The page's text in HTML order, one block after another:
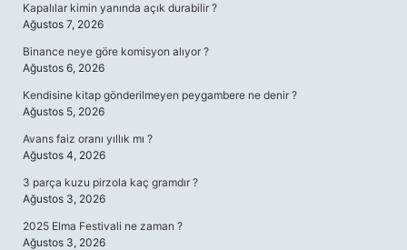
Kapalılar kimin yanında açık durabilir ?
Ağustos 7, 2026
Binance neye göre komisyon alıyor ?
Ağustos 6, 2026
Kendisine kitap gönderilmeyen peygambere ne denir ?
Ağustos 5, 2026
Avans faiz oranı yıllık mı ?
Ağustos 4, 2026
3 parça kuzu pirzola kaç gramdır ?
Ağustos 3, 2026
2025 Elma Festivali ne zaman ?
Ağustos 3, 2026